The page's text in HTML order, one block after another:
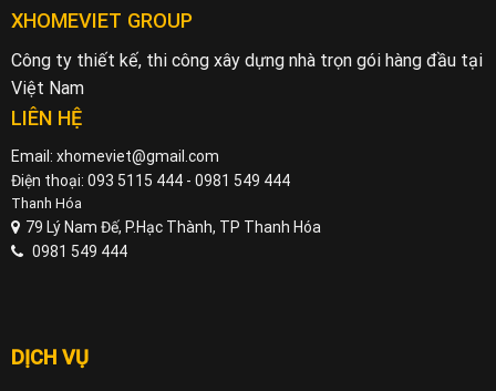
XHOMEVIET GROUP
Công ty thiết kế, thi công xây dựng nhà trọn gói hàng đầu tại
Việt Nam
LIÊN HỆ
Email: xhomeviet@gmail.com
Điện thoại: 093 5115 444 - 0981 549 444
Thanh Hóa
79 Lý Nam Đế, P.Hạc Thành, TP Thanh Hóa
0981 549 444
DỊCH VỤ